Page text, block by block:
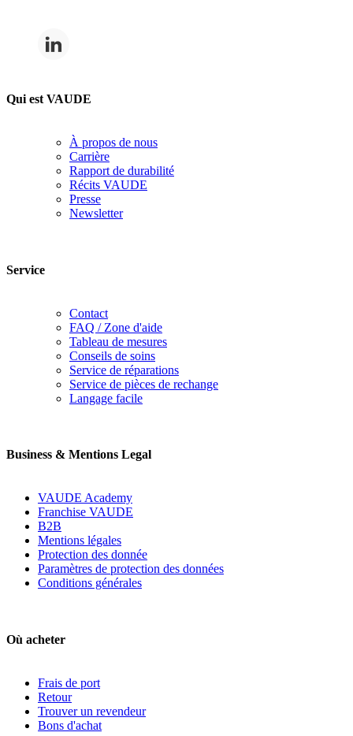
Qui est VAUDE
À propos de nous
Carrière
Rapport de durabilité
Récits VAUDE
Presse
Newsletter
Service
Contact
FAQ / Zone d'aide
Tableau de mesures
Conseils de soins
Service de réparations
Service de pièces de rechange
Langage facile
Business & Mentions Legal
VAUDE Academy
Franchise VAUDE
B2B
Mentions légales
Protection des donnée
Paramètres de protection des données
Conditions générales
Où acheter
Frais de port
Retour
Trouver un revendeur
Bons d'achat